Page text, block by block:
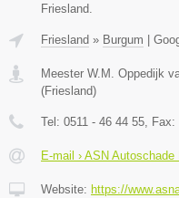
Friesland.
Friesland » Burgum |
Meester W.M. Oppedijk
(Friesland)
Tel: 0511 - 46 44 55 , Fax:
E-mail › ASN Autoschade
Website: https://